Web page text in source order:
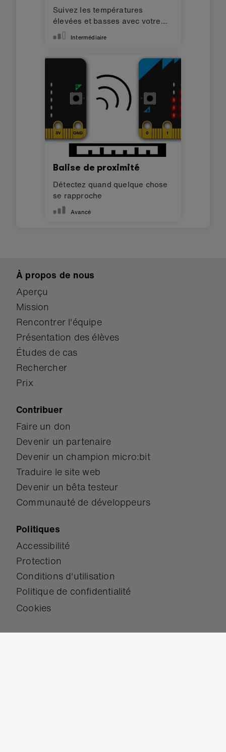
Suivez les températures
élevées et basses avec votre
micro:bitIntermédiaire
Balise de proximité
Détectez quand quelque chose
se rapproche
Avancé
À propos de nous
Aperçu
Mission
Rencontrer l'équipe
Présentation des élèves
Études de cas
Rechercher
Prix
Contribuer
Faire un don
Devenir un partenaire
Devenir un champion micro:bit
Traduire le site web
Devenir un bêta testeur
Communauté de développeurs
Politiques
Accessibilité
Protection
Conditions d'utilisation
Politique de confidentialité
Cookies
Nous contacter